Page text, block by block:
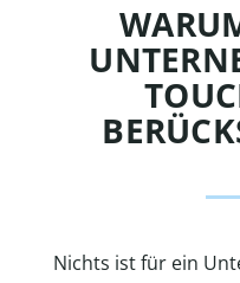
Nichts ist für ein